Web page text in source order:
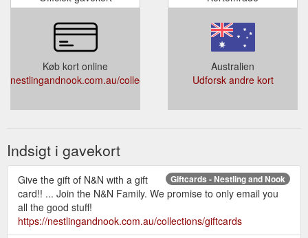
Køb kort online
nestlingandnook.com.au/collections/giftcards
Australien
Udforsk andre kort
Indsigt i gavekort
Giftcards - Nestling and Nook
Give the gift of N&N with a gift
card!! ... Join the N&N Family. We promise to only email you
all the good stuff!
https://nestlingandnook.com.au/collections/giftcards